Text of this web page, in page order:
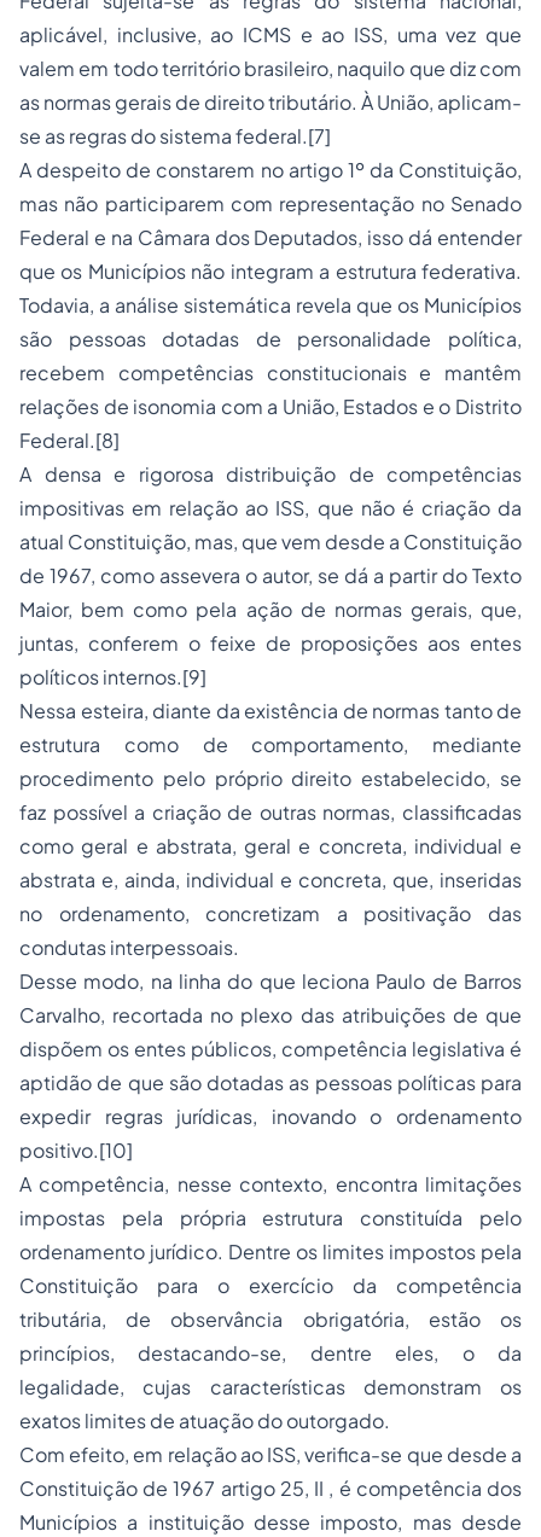
aplicável, inclusive, ao ICMS e ao ISS, uma vez que
valem em todo território brasileiro, naquilo que diz com
as normas gerais de direito tributário. À União, aplicam-
se as regras do sistema federal.[7]
A despeito de constarem no artigo 1º da Constituição,
mas não participarem com representação no Senado
Federal e na Câmara dos Deputados, isso dá entender
que os Municípios não integram a estrutura federativa.
Todavia, a análise sistemática revela que os Municípios
são pessoas dotadas de personalidade política,
recebem competências constitucionais e mantêm
relações de isonomia com a União, Estados e o Distrito
Federal.[8]
A densa e rigorosa distribuição de competências
impositivas em relação ao ISS, que não é criação da
atual Constituição, mas, que vem desde a Constituição
de 1967, como assevera o autor, se dá a partir do Texto
Maior, bem como pela ação de normas gerais, que,
juntas, conferem o feixe de proposições aos entes
políticos internos.[9]
Nessa esteira, diante da existência de normas tanto de
estrutura como de comportamento, mediante
procedimento pelo próprio direito estabelecido, se
faz possível a criação de outras normas, classificadas
como geral e abstrata, geral e concreta, individual e
abstrata e, ainda, individual e concreta, que, inseridas
no ordenamento, concretizam a positivação das
condutas interpessoais.
Desse modo, na linha do que leciona Paulo de Barros
Carvalho, recortada no plexo das atribuições de que
dispõem os entes públicos, competência legislativa é
aptidão de que são dotadas as pessoas políticas para
expedir regras jurídicas, inovando o ordenamento
positivo.[10]
A competência, nesse contexto, encontra limitações
impostas pela própria estrutura constituída pelo
ordenamento jurídico. Dentre os limites impostos pela
Constituição para o exercício da competência
tributária, de observância obrigatória, estão os
princípios, destacando-se, dentre eles, o da
legalidade, cujas características demonstram os
exatos limites de atuação do outorgado.
Com efeito, em relação ao ISS, verifica-se que desde a
Constituição de 1967 artigo 25, II , é competência dos
Municípios a instituição desse imposto, mas desde